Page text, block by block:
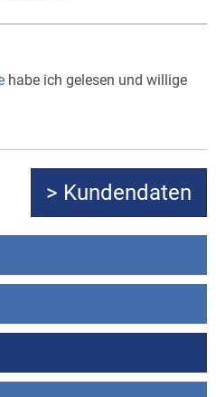
habe ich gelesen und willige